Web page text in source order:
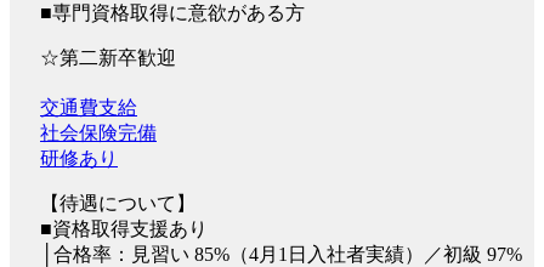
■専門資格取得に意欲がある方
☆第二新卒歓迎
交通費支給
社会保険完備
研修あり
【待遇について】
■資格取得支援あり
│合格率：見習い 85%（4月1日入社者実績）／初級 97%